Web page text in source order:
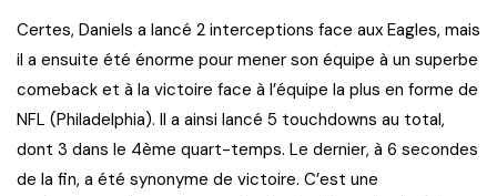
Certes, Daniels a lancé 2 interceptions face aux Eagles, mais
il a ensuite été énorme pour mener son équipe à un superbe
comeback et à la victoire face à l’équipe la plus en forme de
NFL (Philadelphia). Il a ainsi lancé 5 touchdowns au total,
dont 3 dans le 4ème quart-temps. Le dernier, à 6 secondes
de la fin, a été synonyme de victoire. C’est une